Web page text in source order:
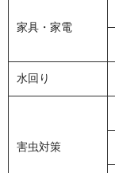
家具・家電
水回り
害虫対策